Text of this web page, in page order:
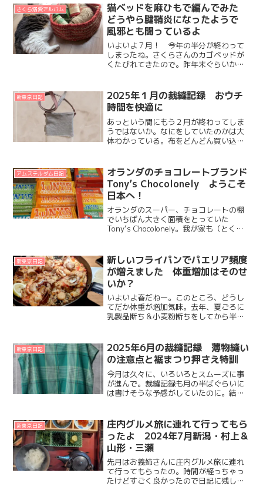
さくら溺愛アルバム
猫ベッドを麻ひもで編んでみた
どうやら腱鞘炎になったようで
風邪とも闘っているよ
いよいよ７月！ 今年の半分が終わって
しまったね。さくらさんのカゴベッドが
くたびれてきたので。昨年末ぐらいから
編んでるとき↓座布団的に乗ってくれたり
しないかなーと期待した...
新東京日記
2025年１月の裁縫記録 おウチ
時間を快適に
あっという間にもう２月が終わってしま
うではないか。なにをしていたのかは大
体わかっている。布をどんどん買い込ん
ずオットが高熱を出しダウン、その２日
後ぐらいにだいずも急にク...
アムステルダム日記
オランダのチョコレートブランド
Tony’s Chocolonely ようこそ
日本へ！
オランダのスーパー、チョコレートの棚
でいちばん大きく面積をとっていた
Tony’s Chocolonely。我が家も（とくに
土産にどっさり買ってきたんだけれど。
去年11月...
新東京日記
新しいフライパンでパエリア頻度
が増えました 体重増加はそのせ
いか？
いよいよ春だねー。このところ、どうし
てだか体重が増加気味。去年、夏ごろに
乳製品断ち＆小麦粉断ちをしてから半年
せてしまおうと思っていたのに。2月後半
ぐらいに体重減少が止ま...
新東京日記
2025年6月の裁縫記録 薄物縫い
の注意点と裾まつり押さえ特訓
今月は久々に、いろいろとスムーズに事
が進んで。裁縫記録も月の半ばぐらいに
は書けそうな予感がしていたのに。結
に、６月の振り返り。６月完成品の写真
は記録として残っているので...
新東京日記
庄内グルメ旅に連れて行ってもら
ったよ 2024年7月新潟・村上＆
山形・三瀬
先月はお義姉さんに庄内グルメ旅に連れ
て行ってもらったの。時間が経っちゃっ
たけどすごく良かったので日記に残して